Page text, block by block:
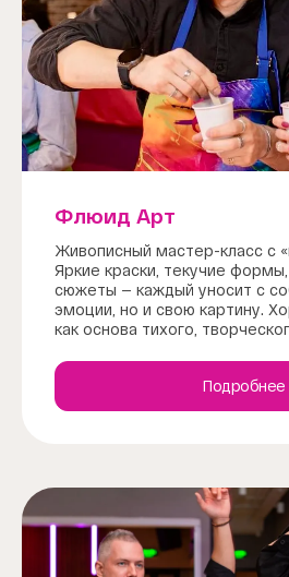
Флюид Арт
Живописный мастер-класс с
Яркие краски, текучие
сюжеты — каждый уносит с
эмоции, но и свою картину.
как основа тихого,
Подробнее